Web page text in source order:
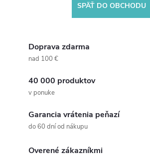
SPÄŤ DO OBCHODU
Doprava zdarma
nad 100 €
40 000 produktov
v ponuke
Garancia vrátenia peňazí
do 60 dní od nákupu
Overené zákazníkmi